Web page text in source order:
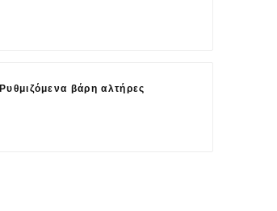
Ρυθμιζόμενα βάρη αλτήρες